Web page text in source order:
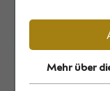
Mehr über